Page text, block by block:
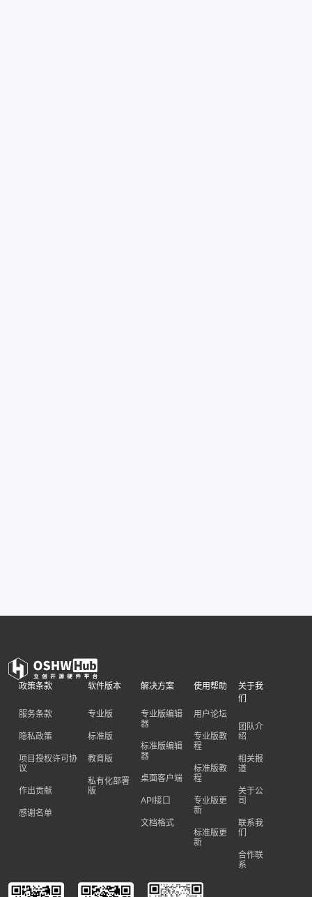
政策条款
服务条款
隐私政策
项目授权许可协
议
作出贡献
感谢名单
软件版本
专业版
标准版
教育版
私有化部署
版
解决方案
专业版编辑
器
标准版编辑
器
桌面客户端
API接口
文档格式
使用帮助
用户论坛
专业版教
程
标准版教
程
专业版更
新
标准版更
新
关于我
们
团队介
绍
相关报
道
关于公
司
联系我
们
合作联
系